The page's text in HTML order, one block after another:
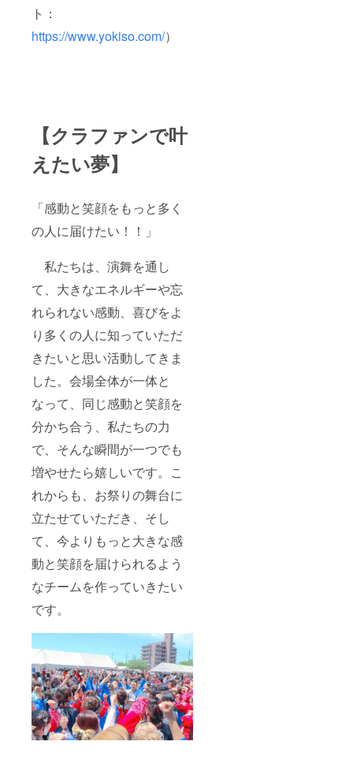
ト：
https://www.yokiso.com/）
【クラファンで叶
えたい夢】
「感動と笑顔をもっと多く
の人に届けたい！！」
私たちは、演舞を通し
て、大きなエネルギーや忘
れられない感動、喜びをよ
り多くの人に知っていただ
きたいと思い活動してきま
した。会場全体が一体と
なって、同じ感動と笑顔を
分かち合う、私たちの力
で、そんな瞬間が一つでも
増やせたら嬉しいです。こ
れからも、お祭りの舞台に
立たせていただき、そし
て、今よりもっと大きな感
動と笑顔を届けられるよう
なチームを作っていきたい
です。